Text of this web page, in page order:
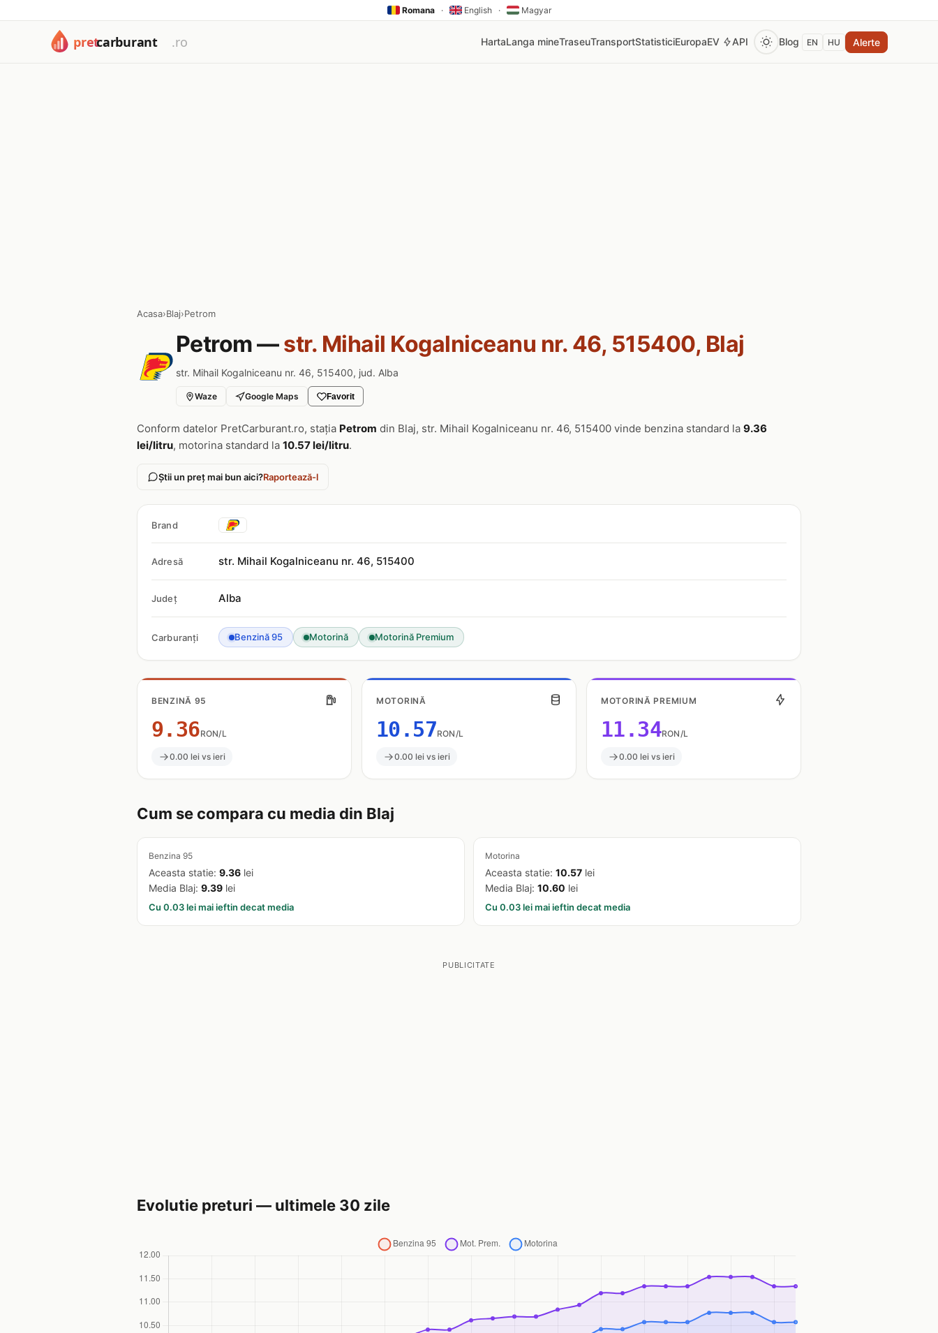
Romana · English · Magyar
HartaLanga mineTraseuTransportStatisticiEuropaEV API Blog EN HU Alerte
Acasa›Blaj›Petrom
Petrom —str. Mihail Kogalniceanu nr. 46, 515400, Blaj
str. Mihail Kogalniceanu nr. 46, 515400, jud. Alba
Waze Google Maps Favorit
Conform datelor PretCarburant.ro, stația Petrom din Blaj, str. Mihail Kogalniceanu nr. 46, 515400 vinde benzina standard la 9.36
lei/litru, motorina standard la 10.57 lei/litru.
Știi un preț mai bun aici?Raportează-l
Brand
Adresă str. Mihail Kogalniceanu nr. 46, 515400
Județ Alba
Carburanți Benzină 95 Motorină Motorină Premium
BENZINĂ 95
9.36RON/L
0.00 lei vs ieri
MOTORINĂ
10.57RON/L
0.00 lei vs ieri
MOTORINĂ PREMIUM
11.34RON/L
0.00 lei vs ieri
Cum se compara cu media din Blaj
Benzina 95
Aceasta statie: 9.36 lei
Media Blaj: 9.39 lei
Cu 0.03 lei mai ieftin decat media
Motorina
Aceasta statie: 10.57 lei
Media Blaj: 10.60 lei
Cu 0.03 lei mai ieftin decat media
PUBLICITATE
Evolutie preturi — ultimele 30 zile